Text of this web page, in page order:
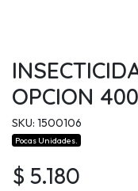
OPCION
SKU: 1500106
Pocas Unidades.
$ 5.180